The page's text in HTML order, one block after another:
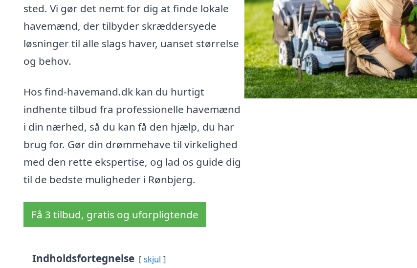
sted. Vi gør det nemt for dig at finde lokale
havemænd, der tilbyder skræddersyede
løsninger til alle slags haver, uanset størrelse
og behov.
Hos find-havemand.dk kan du hurtigt
indhente tilbud fra professionelle havemænd
i din nærhed, så du kan få den hjælp, du har
brug for. Gør din drømmehave til virkelighed
med den rette ekspertise, og lad os guide dig
til de bedste muligheder i Rønbjerg.
Få 3 tilbud, gratis og uforpligtende
Indholdsfortegnelse skjul